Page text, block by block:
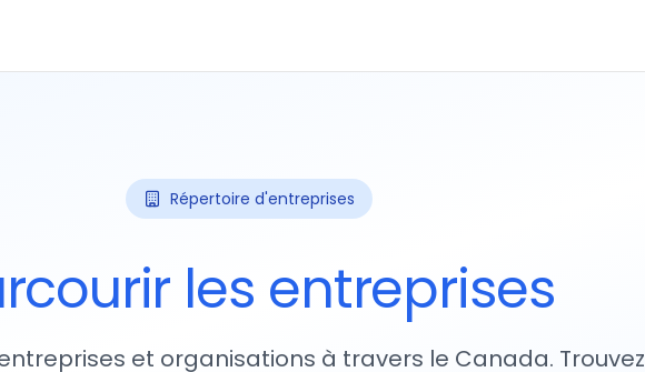
Répertoire d'entreprises
les entreprises
et organisations à travers le Canada. Trouvez